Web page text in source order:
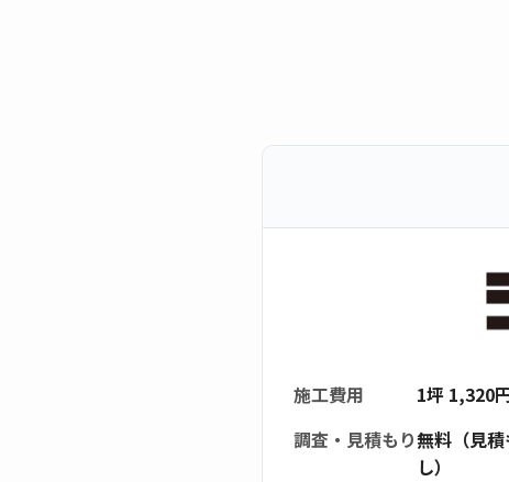
施工費用
1坪 1,320
調査・見積もり無料（見
し）